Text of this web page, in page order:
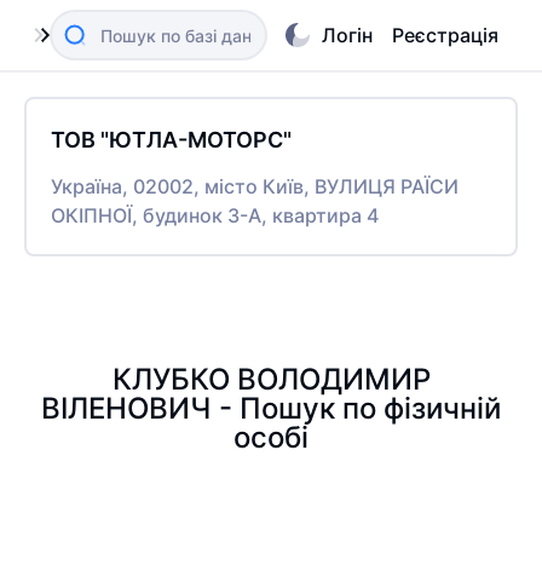
Логін Реєстрація
ТОВ "ЮТЛА-МОТОРС"
Україна, 02002, місто Київ, ВУЛИЦЯ РАЇСИ
ОКІПНОЇ, будинок 3-А, квартира 4
КЛУБКО ВОЛОДИМИР
ВІЛЕНОВИЧ - Пошук по фізичній
особі